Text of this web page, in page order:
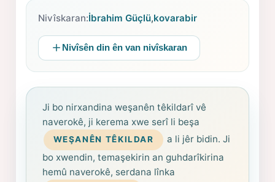
Nivîskaran:İbrahim Güçlü,kovarabir
Nivîsên din ên van nivîskaran
Ji bo nirxandina weşanên têkildarî vê
naverokê, ji kerema xwe serî li beşa
WEŞANÊN TÊKILDAR
a li jêr bidin. Ji
bo xwendin, temaşekirin an guhdarîkirina
hemû naverokê, serdana lînka